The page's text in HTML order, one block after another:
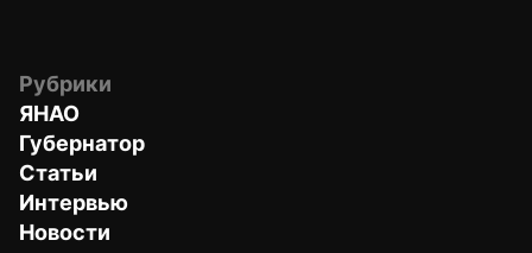
Рубрики
ЯНАО
Губернатор
Статьи
Интервью
Новости